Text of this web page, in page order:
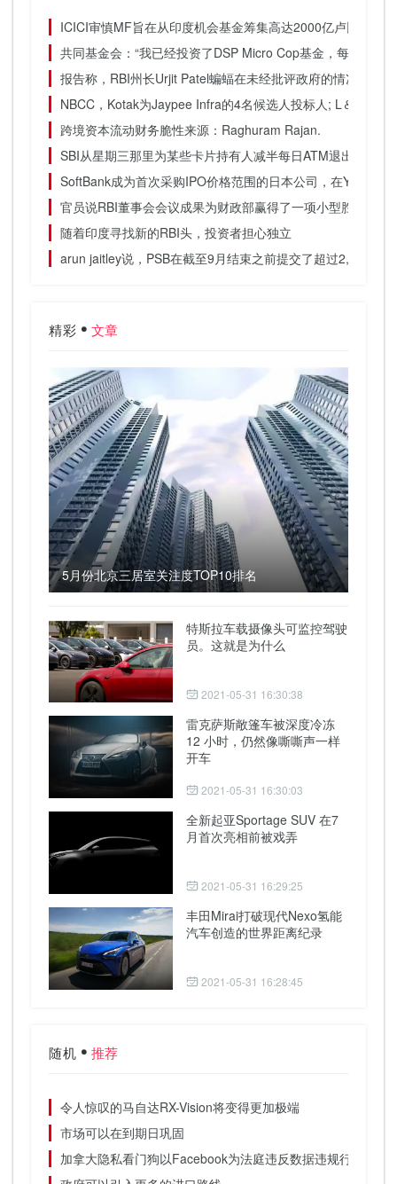
ICICI审慎MF旨在从印度机会基金筹集高达2000亿卢比
共同基金会：“我已经投资了DSP Micro Cop基金，每月达到
报告称，RBI州长Urjit Patel蝙蝠在未经批评政府的情况下进
NBCC，Kotak为Jaypee Infra的4名候选人投标人; L＆T红外
跨境资本流动财务脆性来源：Raghuram Rajan.
SBI从星期三那里为某些卡片持有人减半每日ATM退出至
SoftBank成为首次采购IPO价格范围的日本公司，在Y1,500
官员说RBI董事会会议成果为财政部赢得了一项小型胜利：报
随着印度寻找新的RBI头，投资者担心独立
arun jaitley说，PSB在截至9月结束之前提交了超过2,500次
精彩 文章
5月份北京三居室关注度TOP10排名
特斯拉车载摄像头可监控驾驶
员。这就是为什么
2021-05-31 16:30:38
雷克萨斯敞篷车被深度冷冻
12 小时，仍然像嘶嘶声一样
开车
2021-05-31 16:30:03
全新起亚Sportage SUV 在7
月首次亮相前被戏弄
2021-05-31 16:29:25
丰田Mirai打破现代Nexo氢能
汽车创造的世界距离纪录
2021-05-31 16:28:45
随机 推荐
令人惊叹的马自达RX-Vision将变得更加极端
市场可以在到期日巩固
加拿大隐私看门狗以Facebook为法庭违反数据违规行为